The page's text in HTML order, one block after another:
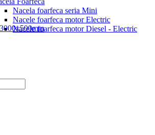
Nacela foarfeca seria Mini
Nacele foarfeca motor Electric
Nacele foarfeca motor Diesel - Electric